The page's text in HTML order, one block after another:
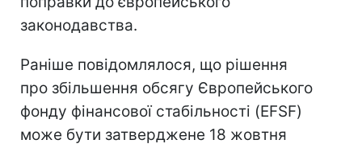
законодавства.
Раніше повідомлялося, що рішення
про збільшення обсягу Європейського
фонду фінансової стабільності (EFSF)
може бути затверджене 18 жовтня